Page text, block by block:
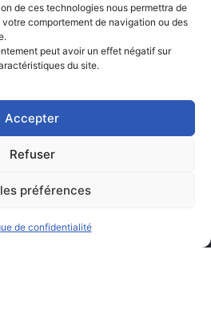
de ces technologies nous permettra de
comportement de navigation ou des
peut avoir un effet négatif sur
du site.
Accepter
Refuser
préférences
de confidentialité